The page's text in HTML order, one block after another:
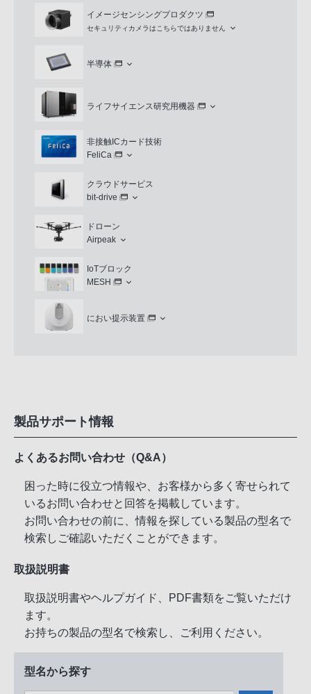
イメージセンシングプロダクツ
セキュリティカメラはこちらではありません
半導体
ライフサイエンス研究用機器
非接触ICカード技術
FeliCa
クラウドサービス
bit-drive
ドローン
Airpeak
IoTブロック
MESH
におい提示装置
製品サポート情報
よくあるお問い合わせ（Q&A）
困った時に役立つ情報や、お客様から多く寄せられて
いるお問い合わせと回答を掲載しています。
お問い合わせの前に、情報を探している製品の型名で
検索しご確認いただくことができます。
取扱説明書
取扱説明書やヘルプガイド、PDF書類をご覧いただけ
ます。
お持ちの製品の型名で検索し、ご利用ください。
型名から探す